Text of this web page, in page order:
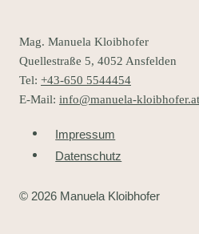
Mag. Manuela Kloibhofer
Quellestraße 5, 4052 Ansfelden
Tel: +43-650 5544454
E-Mail: info@manuela-kloibhofer.at
Impressum
Datenschutz
© 2026 Manuela Kloibhofer